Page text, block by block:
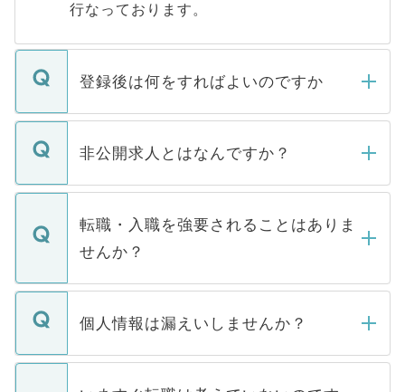
行なっております。
登録後は何をすればよいのですか
ご登録いただきましたら、弊社担当者がご
登録内容を確認し、その後メールもしくは
ます。通常、5営業日以内にはご連絡をせて
いただきますので、しばらくお待ちくださ
非公開求人とはなんですか？
マイナビDOCTORで取り扱っている求人の
うち約3割は、Webサイトからご覧いただ
けない「非公開求人」です。非公開求人は
下記の理由によって、一般には公開してい
ません。
■応募殺到を避けるため 人気のある医療機
関を公にしてしまうと、応募が殺到する場
転職・入職を強要されることはありま
せんか？
転職・入職を強要することは一切ありませ
ん。また、仮に応募先から内定をいただい
定を承諾する必要はありません。内定先へ
の辞退の連絡はキャリアパートナーが行い
個人情報は漏えいしませんか？
個人情報が漏えいすることはありませんの